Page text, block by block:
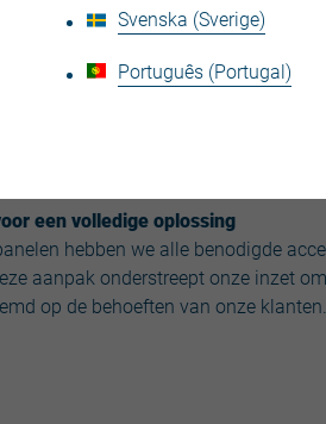
Svenska (Sverige)
Português (Portugal)
maar bieden ze ook verbeterde
en Eenvoudige Installatie:De
cruciale factor in de bouw van
Het strakke en
tiny house terwijl het harmonieert
een volledige oplossing
hebben we alle benodigde
aanpak onderstreept onze inzet
op de behoeften van onze klanten.